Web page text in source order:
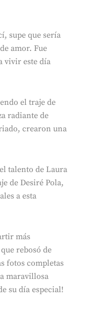
supe que sería
amor. Fue
vivir este día
el traje de
radiante de
crearon una
talento de Laura
de Desiré Pola,
a esta
más
rebosó de
fotos completas
maravillosa
su día especial!